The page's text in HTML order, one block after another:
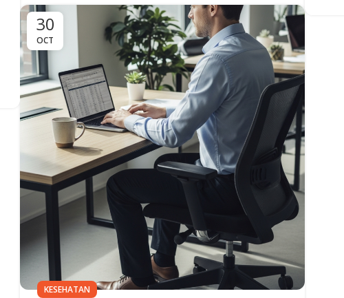
30
OCT
KESEHATAN